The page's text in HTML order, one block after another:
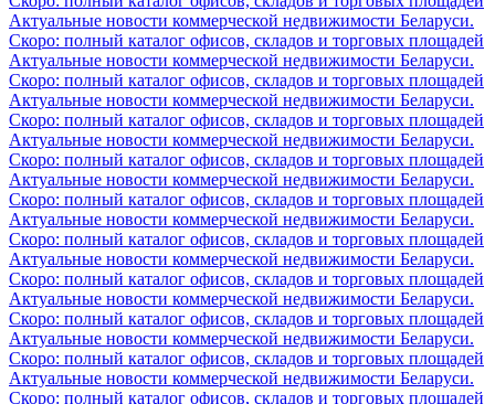
Актуальные новости коммерческой недвижимости Беларуси.
Скоро: полный каталог офисов, складов и торговых площадей
Актуальные новости коммерческой недвижимости Беларуси.
Скоро: полный каталог офисов, складов и торговых площадей
Актуальные новости коммерческой недвижимости Беларуси.
Скоро: полный каталог офисов, складов и торговых площадей
Актуальные новости коммерческой недвижимости Беларуси.
Скоро: полный каталог офисов, складов и торговых площадей
Актуальные новости коммерческой недвижимости Беларуси.
Скоро: полный каталог офисов, складов и торговых площадей
Актуальные новости коммерческой недвижимости Беларуси.
Скоро: полный каталог офисов, складов и торговых площадей
Актуальные новости коммерческой недвижимости Беларуси.
Скоро: полный каталог офисов, складов и торговых площадей
Актуальные новости коммерческой недвижимости Беларуси.
Скоро: полный каталог офисов, складов и торговых площадей
Актуальные новости коммерческой недвижимости Беларуси.
Скоро: полный каталог офисов, складов и торговых площадей
Актуальные новости коммерческой недвижимости Беларуси.
Скоро: полный каталог офисов, складов и торговых площадей